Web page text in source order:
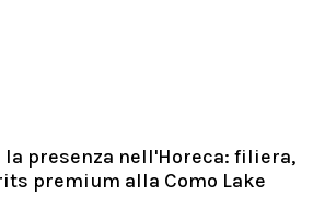
la presenza nell'Horeca: filiera,
premium alla Como Lake